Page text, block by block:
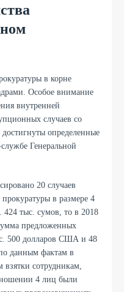
в корне
Особое внимание
внутренней
случаев со
определенные
Генеральной
20 случаев
в размере 4
тыс. сумов, то в 2018
предложенных
500 долларов США и 48
данным фактам в
сотрудникам,
4 лиц были